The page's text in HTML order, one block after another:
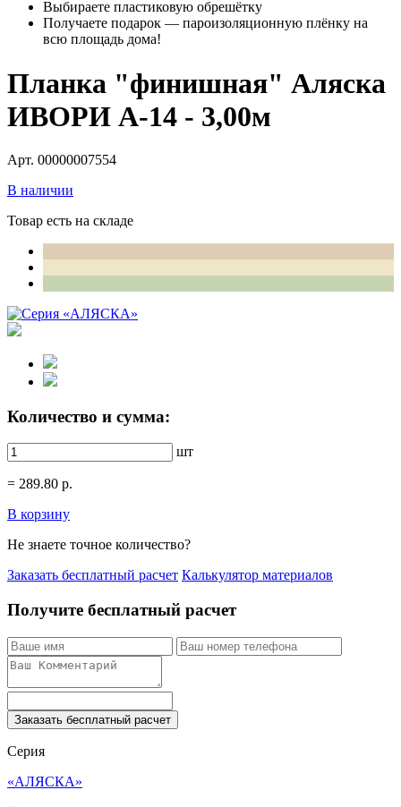
Выбираете пластиковую обрешётку
Получаете подарок — пароизоляционную плёнку на
всю площадь дома!
Планка "финишная" Аляска
ИВОРИ А-14 - 3,00м
Арт. 00000007554
В наличии
Товар есть на складе
Количество и сумма:
шт
= 289.80 р.
В корзину
Не знаете точное количество?
Заказать бесплатный расчет Калькулятор материалов
Получите бесплатный расчет
Заказать бесплатный расчет
Серия
«АЛЯСКА»